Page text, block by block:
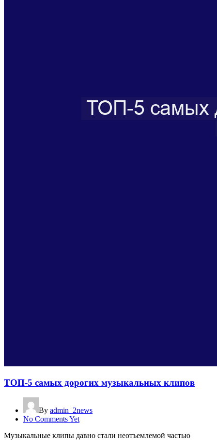
ТОП-5 самых дорогих музыкальных клипов
By admin_2news
No Comments Yet
Музыкальные клипы давно стали неотъемлемой частью